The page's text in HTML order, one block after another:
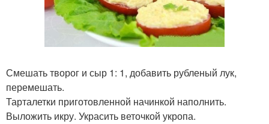
Смешать творог и сыр 1: 1, добавить рубленый лук,
перемешать.
Тарталетки приготовленной начинкой наполнить.
Выложить икру. Украсить веточкой укропа.